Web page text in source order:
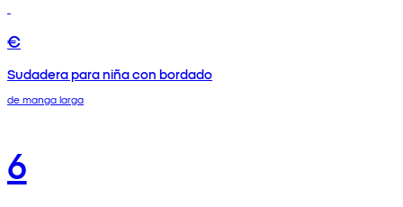
€
Sudadera para niña con bordado
de manga larga
6